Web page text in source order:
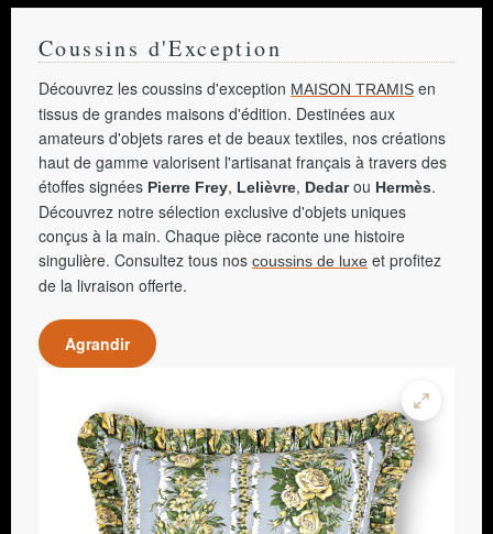
Coussins d'Exception
Découvrez les coussins d'exception MAISON TRAMIS en
tissus de grandes maisons d'édition. Destinées aux
amateurs d'objets rares et de beaux textiles, nos créations
haut de gamme valorisent l'artisanat français à travers des
étoffes signées Pierre Frey, Lelièvre, Dedarou Hermès.
Découvrez notre sélection exclusive d'objets uniques
conçus à la main. Chaque pièce raconte une histoire
singulière. Consultez tous nos coussins de luxe et profitez
de la livraison offerte.
Agrandir